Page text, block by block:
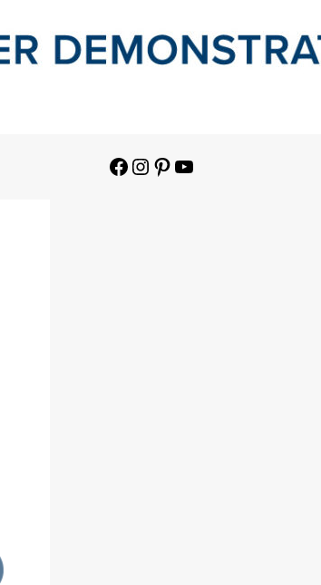
Facebook
Instagram
Pinterest
YouTube